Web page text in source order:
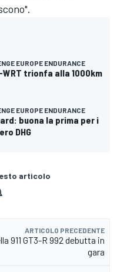
EUROPE ENDURANCE
WRT trionfa alla 1000km
EUROPE ENDURANCE
buona la prima per i
DHG
articolo
ARTICOLO PRECEDENTE
911 GT3-R 992 debutta in
gara